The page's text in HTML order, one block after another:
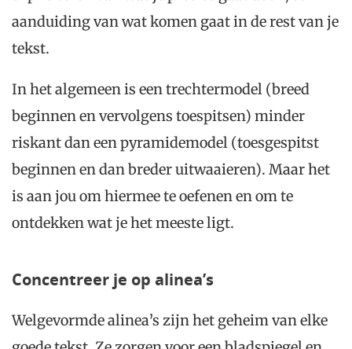
aanduiding van wat komen gaat in de rest van je
tekst.
In het algemeen is een trechtermodel (breed
beginnen en vervolgens toespitsen) minder
riskant dan een pyramidemodel (toesgespitst
beginnen en dan breder uitwaaieren). Maar het
is aan jou om hiermee te oefenen en om te
ontdekken wat je het meeste ligt.
Concentreer je op alinea’s
Welgevormde alinea’s zijn het geheim van elke